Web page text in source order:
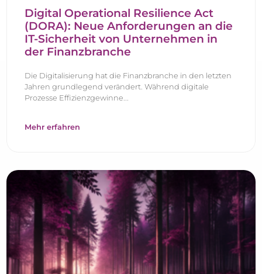
Digital Operational Resilience Act
(DORA): Neue Anforderungen an die
IT-Sicherheit von Unternehmen in
der Finanzbranche
Die Digitalisierung hat die Finanzbranche in den letzten
Jahren grundlegend verändert. Während digitale
Prozesse Effizienzgewinne...
Mehr erfahren